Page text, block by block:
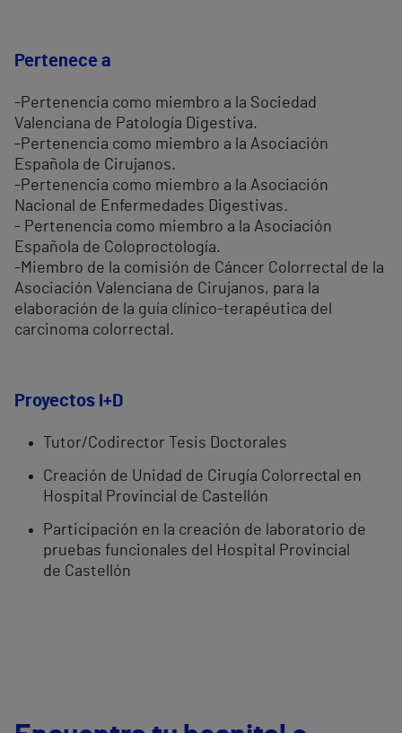
Pertenece a
-Pertenencia como miembro a la Sociedad
Valenciana de Patología Digestiva.
-Pertenencia como miembro a la Asociación
Española de Cirujanos.
-Pertenencia como miembro a la Asociación
Nacional de Enfermedades Digestivas.
- Pertenencia como miembro a la Asociación
Española de Coloproctología.
-Miembro de la comisión de Cáncer Colorrectal de la
Asociación Valenciana de Cirujanos, para la
elaboración de la guía clínico-terapéutica del
carcinoma colorrectal.
Proyectos I+D
Tutor/Codirector Tesis Doctorales
Creación de Unidad de Cirugía Colorrectal en
Hospital Provincial de Castellón
Participación en la creación de laboratorio de
pruebas funcionales del Hospital Provincial
de Castellón